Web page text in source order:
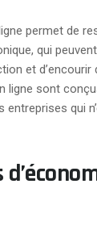
permet de
qui
et d’encourir
ligne sont
qui